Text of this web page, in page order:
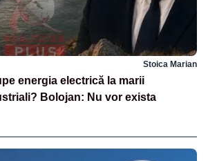
Stoica Marian
energia electrică la marii
Bolojan: Nu vor exista